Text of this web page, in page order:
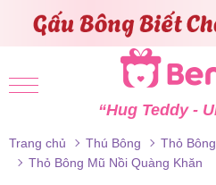
Skip to content
“Hug Teddy -
Trang chủ Thú Bông
Thỏ Bông
Thỏ Bông Mũ Nồi Quàng Khăn